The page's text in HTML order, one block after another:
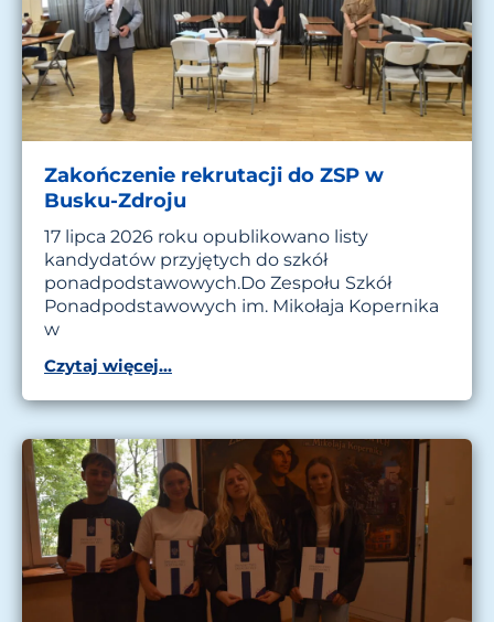
Zakończenie rekrutacji do ZSP w
Busku-Zdroju
17 lipca 2026 roku opublikowano listy
kandydatów przyjętych do szkół
ponadpodstawowych.Do Zespołu Szkół
Ponadpodstawowych im. Mikołaja Kopernika
w
Czytaj więcej...